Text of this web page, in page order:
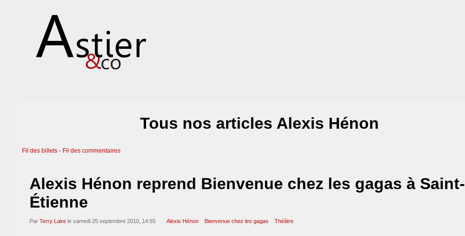
Tous nos articles Alexis Hénon
Fil des billets - Fil des commentaires
Alexis Hénon reprend Bienvenue chez les gagas à Saint-
Étienne
Par Terry Laire le samedi 25 septembre 2010, 14:55 Alexis Hénon Bienvenue chez les gagas Théâtre